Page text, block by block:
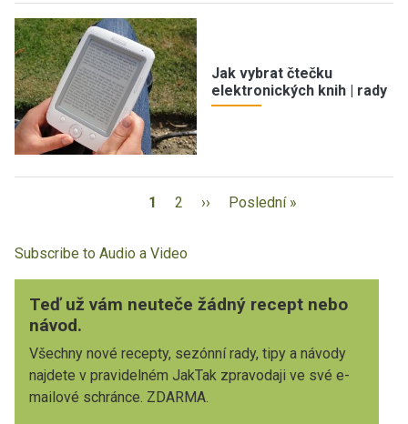
Jak vybrat čtečku
elektronických knih | rady
1 2 ›› Poslední »
Subscribe to Audio a Video
Teď už vám neuteče žádný recept nebo
návod.
Všechny nové recepty, sezónní rady, tipy a návody
najdete v pravidelném JakTak zpravodaji ve své e-
mailové schránce. ZDARMA.